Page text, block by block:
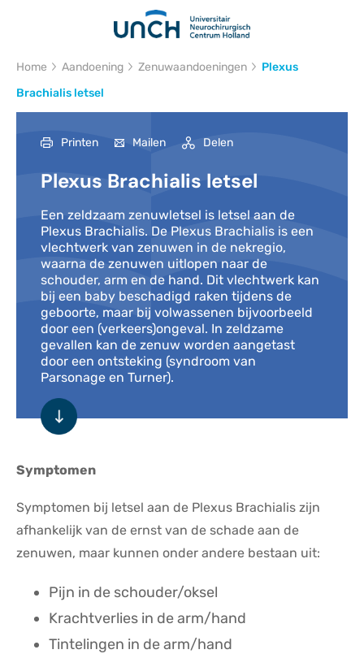
Kruimelpad
Home Aandoening Zenuwaandoeningen
Plexus
Brachialis letsel
Printen Mailen Delen
Plexus Brachialis letsel
Een zeldzaam zenuwletsel is letsel aan de
Plexus Brachialis. De Plexus Brachialis is een
vlechtwerk van zenuwen in de nekregio,
waarna de zenuwen uitlopen naar de
schouder, arm en de hand. Dit vlechtwerk kan
bij een baby beschadigd raken tijdens de
geboorte, maar bij volwassenen bijvoorbeeld
door een (verkeers)ongeval. In zeldzame
gevallen kan de zenuw worden aangetast
door een ontsteking (syndroom van
Parsonage en Turner).
Symptomen
Symptomen bij letsel aan de Plexus Brachialis zijn
afhankelijk van de ernst van de schade aan de
zenuwen, maar kunnen onder andere bestaan uit:
Pijn in de schouder/oksel
Krachtverlies in de arm/hand
Tintelingen in de arm/hand